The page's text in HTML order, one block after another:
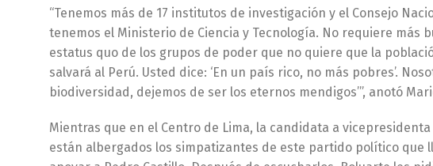
“Tenemos más de 17 institutos de investigación y el Consejo
tenemos el Ministerio de Ciencia y Tecnología. No requiere más
estatus quo de los grupos de poder que no quiere que la
salvará al Perú. Usted dice: ‘En un país rico, no más pobres’.
biodiversidad, dejemos de ser los eternos mendigos’”, anotó
Mientras que en el Centro de Lima, la candidata a
están albergados los simpatizantes de este partido político que